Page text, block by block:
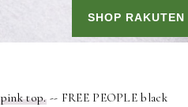
top.-- FREE PEOPLE black